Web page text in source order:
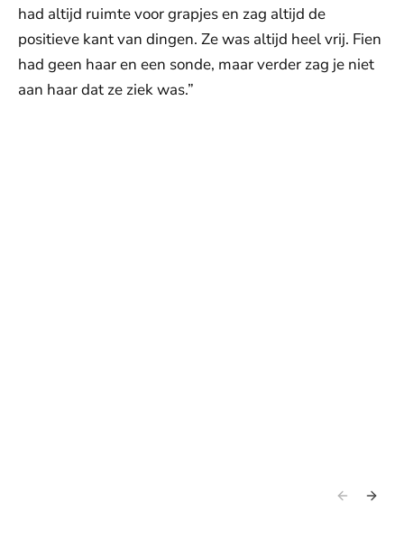
had altijd ruimte voor grapjes en zag altijd de
positieve kant van dingen. Ze was altijd heel vrij. Fien
had geen haar en een sonde, maar verder zag je niet
aan haar dat ze ziek was.”